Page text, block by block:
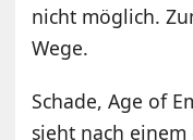
nicht möglich.
Wege.
Schade, Age of
sieht nach